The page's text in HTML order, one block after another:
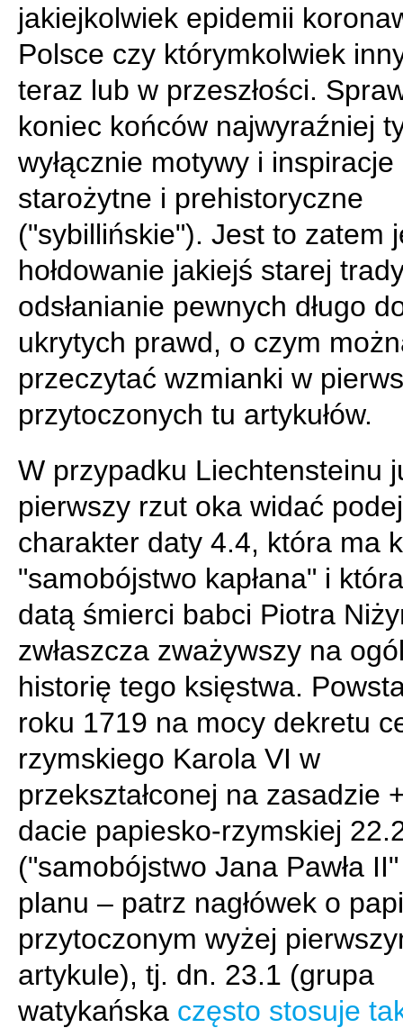
jakiejkolwiek epidemii
Polsce czy którymkolwiek
teraz lub w przeszłości.
koniec końców najwyraźniej
wyłącznie motywy i inspiracje
starożytne i prehistoryczne
("sybillińskie"). Jest to zatem
hołdowanie jakiejś starej
odsłanianie pewnych długo
ukrytych prawd, o czym
przeczytać wzmianki w
przytoczonych tu artykułów.
W przypadku Liechtensteinu
pierwszy rzut oka widać
charakter daty 4.4, która ma
"samobójstwo kapłana" i
datą śmierci babci Piotra
zwłaszcza zważywszy na
historię tego księstwa.
roku 1719 na mocy dekretu
rzymskiego Karola VI w
przekształconej na zasadzie
dacie papiesko-rzymskiej
("samobójstwo Jana Pawła
planu – patrz nagłówek o
przytoczonym wyżej
artykule), tj. dn. 23.1 (grupa
watykańska często stosuje